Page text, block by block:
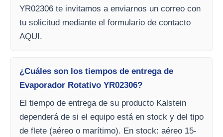
YR02306 te invitamos a enviarnos un correo con
tu solicitud mediante el formulario de contacto
AQUI.
¿Cuáles son los tiempos de entrega de
Evaporador Rotativo YR02306?
El tiempo de entrega de su producto Kalstein
dependerá de si el equipo está en stock y del tipo
de flete (aéreo o marítimo). En stock: aéreo 15-